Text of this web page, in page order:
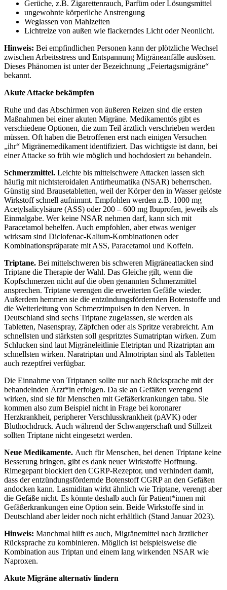
Gerüche, z.B. Zigarettenrauch, Parfüm oder Lösungsmittel
ungewohnte körperliche Anstrengung
Weglassen von Mahlzeiten
Lichtreize von außen wie flackerndes Licht oder Neonlicht.
Hinweis: Bei empfindlichen Personen kann der plötzliche Wechsel
zwischen Arbeitsstress und Entspannung Migräneanfälle auslösen.
Dieses Phänomen ist unter der Bezeichnung „Feiertagsmigräne“
bekannt.
Akute Attacke bekämpfen
Ruhe und das Abschirmen von äußeren Reizen sind die ersten
Maßnahmen bei einer akuten Migräne. Medikamentös gibt es
verschiedene Optionen, die zum Teil ärztlich verschrieben werden
müssen. Oft haben die Betroffenen erst nach einigen Versuchen
„ihr“ Migränemedikament identifiziert. Das wichtigste ist dann, bei
einer Attacke so früh wie möglich und hochdosiert zu behandeln.
Schmerzmittel. Leichte bis mittelschwere Attacken lassen sich
häufig mit nichtsteroidalen Antirheumatika (NSAR) beherrschen.
Günstig sind Brausetabletten, weil der Körper den in Wasser gelöste
Wirkstoff schnell aufnimmt. Empfohlen werden z.B. 1000 mg
Acetylsalicylsäure (ASS) oder 200 – 600 mg Ibuprofen, jeweils als
Einmalgabe. Wer keine NSAR nehmen darf, kann sich mit
Paracetamol behelfen. Auch empfohlen, aber etwas weniger
wirksam sind Diclofenac-Kalium-Kombinationen oder
Kombinationspräparate mit ASS, Paracetamol und Koffein.
Triptane. Bei mittelschweren bis schweren Migräneattacken sind
Triptane die Therapie der Wahl. Das Gleiche gilt, wenn die
Kopfschmerzen nicht auf die oben genannten Schmerzmittel
ansprechen. Triptane verengen die erweiterten Gefäße wieder.
Außerdem hemmen sie die entzündungsfördernden Botenstoffe und
die Weiterleitung von Schmerzimpulsen in den Nerven. In
Deutschland sind sechs Triptane zugelassen, sie werden als
Tabletten, Nasenspray, Zäpfchen oder als Spritze verabreicht. Am
schnellsten und stärksten soll gespritztes Sumatriptan wirken. Zum
Schlucken sind laut Migräneleitlinie Eletriptan und Rizatriptan am
schnellsten wirken. Naratriptan und Almotriptan sind als Tabletten
auch rezeptfrei verfügbar.
Die Einnahme von Triptanen sollte nur nach Rücksprache mit der
behandelnden Ärzt*in erfolgen. Da sie an Gefäßen verengend
wirken, sind sie für Menschen mit Gefäßerkrankungen tabu. Sie
kommen also zum Beispiel nicht in Frage bei koronarer
Herzkrankheit, peripherer Verschlusskrankheit (pAVK) oder
Bluthochdruck. Auch während der Schwangerschaft und Stillzeit
sollten Triptane nicht eingesetzt werden.
Neue Medikamente. Auch für Menschen, bei denen Triptane keine
Besserung bringen, gibt es dank neuer Wirkstoffe Hoffnung.
Rimegepant blockiert den CGRP-Rezeptor, und verhindert damit,
dass der entzündungsfördernde Botenstoff CGRP an den Gefäßen
andocken kann. Lasmiditan wirkt ähnlich wie Triptane, verengt aber
die Gefäße nicht. Es könnte deshalb auch für Patient*innen mit
Gefäßerkrankungen eine Option sein. Beide Wirkstoffe sind in
Deutschland aber leider noch nicht erhältlich (Stand Januar 2023).
Hinweis: Manchmal hilft es auch, Migränemittel nach ärztlicher
Rücksprache zu kombinieren. Möglich ist beispielsweise die
Kombination aus Triptan und einem lang wirkenden NSAR wie
Naproxen.
Akute Migräne alternativ lindern